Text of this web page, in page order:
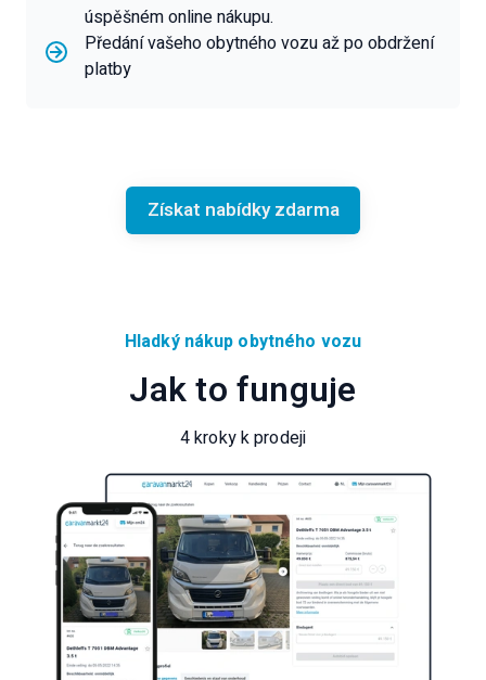
úspěšném online nákupu.
Předání vašeho obytného vozu až po obdržení
platby
Získat nabídky zdarma
Hladký nákup obytného vozu
Jak to funguje
4 kroky k prodeji